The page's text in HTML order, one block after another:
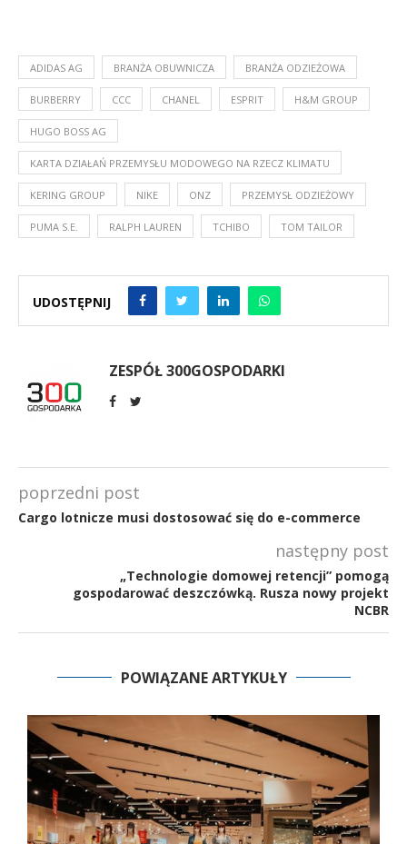
ADIDAS AG BRANŻA OBUWNICZA BRANŻA ODZIEŻOWA
BURBERRY CCC CHANEL ESPRIT H&M GROUP
HUGO BOSS AG
KARTA DZIAŁAŃ PRZEMYSŁU MODOWEGO NA RZECZ KLIMATU
KERING GROUP NIKE ONZ PRZEMYSŁ ODZIEŻOWY
PUMA S.E. RALPH LAUREN TCHIBO TOM TAILOR
UDOSTĘPNIJ
ZESPÓŁ 300GOSPODARKI
poprzedni post
Cargo lotnicze musi dostosować się do e-commerce
następny post
„Technologie domowej retencji” pomogą
gospodarować deszczówką. Rusza nowy projekt
NCBR
POWIĄZANE ARTYKUŁY